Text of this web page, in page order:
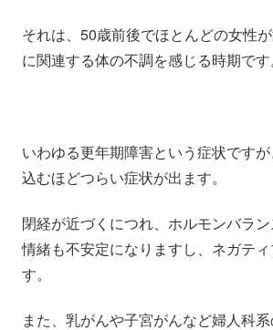
それは、50歳前後でほとんどの女性が
に関連する体の不調を感じる時期です
いわゆる更年期障害という症状です
込むほどつらい症状が出ます。
閉経が近づくにつれ、ホルモンバラ
情緒も不安定になりますし、ネガテ
す。
また、乳がんや子宮がんなど婦人科